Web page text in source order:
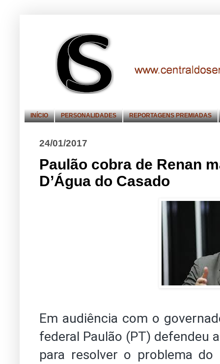
INÍCIO PERSONALIDADES REPORTAGENS PREMIADAS
24/01/2017
Paulão cobra de Renan
D’Água do Casado
Em audiência com o
federal Paulão (PT) defendeu
para resolver o problema